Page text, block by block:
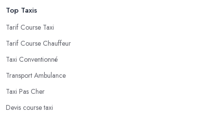
Top Taxis
Tarif Course Taxi
Tarif Course Chauffeur
Taxi Conventionné
Transport Ambulance
Taxi Pas Cher
Devis course taxi